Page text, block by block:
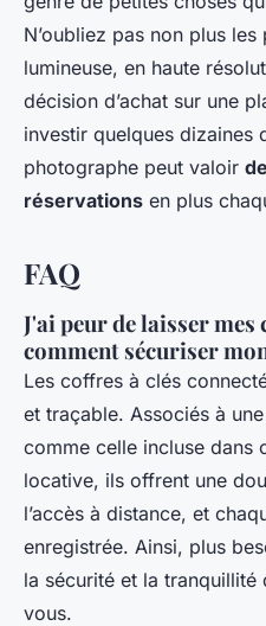
N’oubliez pas non plus
lumineuse, en haute
décision d’achat sur une
investir quelques dizaines
photographe peut valoir
réservations en plus
FAQ
J'ai peur de laisser mes
comment sécuriser
Les coffres à clés
et traçable. Associés à
comme celle incluse dans
locative, ils offrent une
l’accès à distance, et
enregistrée. Ainsi, plus
la sécurité et la tranquillité
vous.